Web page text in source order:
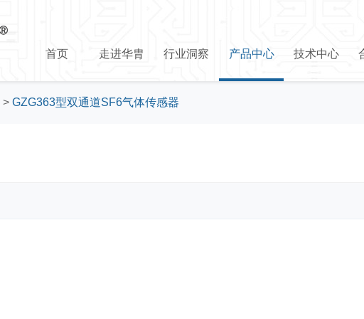
首页 走进华胄 行业洞察 产品中心 技术中心
> GZG363型双通道SF6气体传感器